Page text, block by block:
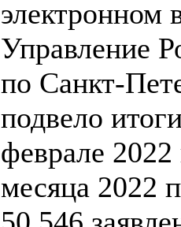
электронном
Управление
по Санкт-
подвело
феврале 2022
месяца 2022